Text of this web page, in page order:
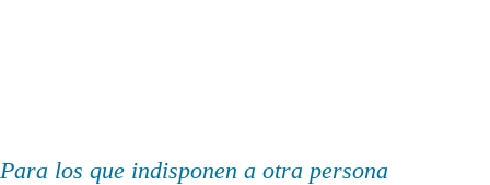
Para los que indisponen a otra persona